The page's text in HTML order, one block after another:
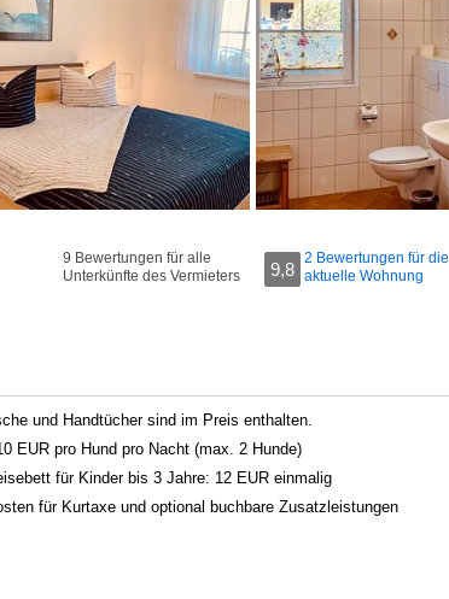
9 Bewertungen für alle
Unterkünfte des Vermieters
9,8
2 Bewertungen für die
aktuelle Wohnung
und Handtücher sind im Preis enthalten.
EUR pro Hund pro Nacht (max. 2 Hunde)
für Kinder bis 3 Jahre: 12 EUR einmalig
für Kurtaxe und optional buchbare Zusatzleistungen